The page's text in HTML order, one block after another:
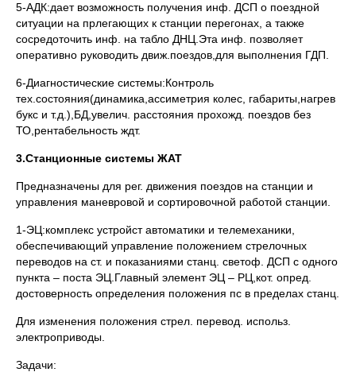
5-АДК:дает возможность получения инф. ДСП о поездной
ситуации на прлегающих к станции перегонах, а также
сосредоточить инф. на табло ДНЦ.Эта инф. позволяет
оперативно руководить движ.поездов,для выполнения ГДП.
6-Диагностические системы:Контроль
тех.состояния(динамика,ассиметрия колес, габариты,нагрев
букс и т.д.),БД,увелич. расстояния прохожд. поездов без
ТО,рентабельность ждт.
3.Станционные системы ЖАТ
Предназначены для рег. движения поездов на станции и
управления маневровой и сортировочной работой станции.
1-ЭЦ:комплекс устройст автоматики и телемеханики,
обеспечивающий управление положением стрелочных
переводов на ст. и показаниями станц. светоф. ДСП с одного
пункта – поста ЭЦ.Главный элемент ЭЦ – РЦ,кот. опред.
достоверность определения положения пс в пределах станц.
Для изменения положения стрел. перевод. использ.
электроприводы.
Задачи: